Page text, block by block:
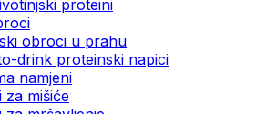
proteini
obroci u prahu
drink proteinski napici
namjeni
za mišiće